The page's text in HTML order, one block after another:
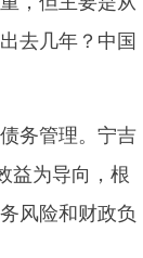
去几年？中国
务管理。宁吉
益为导向，根
风险和财政负